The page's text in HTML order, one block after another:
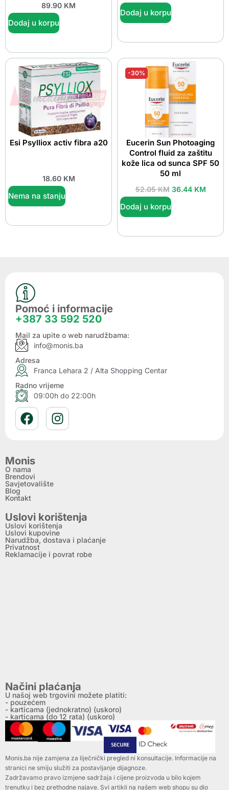
89.90 KM
Dodaj u korpu
Dodaj u korpu
Esi Psylliox activ fibra a20
18.60 KM
Nema na stanju
-30%
Eucerin Sun Photoaging
Control fluid za zaštitu
kože lica od sunca SPF 50
50 ml
52.05KM 36.44 KM
Dodaj u korpu
Pomoć i informacije
+387 33 592 520
Mail za upite o web narudžbama:
info@monis.ba
Adresa
Franca Lehara 2 / Alta Shopping Centar
Radno vrijeme
09:00h do 22:00h
Monis
O nama
Brendovi
Savjetovalište
Blog
Kontakt
Uslovi korištenja
Uslovi korištenja
Uslovi kupovine
Narudžba, dostava i plaćanje
Privatnost
Reklamacije i povrat robe
Načini plaćanja
U našoj web trgovini možete platiti:
- pouzećem
- karticama (jednokratno) (uskoro)
- karticama (do 12 rata) (uskoro)
Monis.ba nije zamjena za liječnički pregled ni konsultacije. Informacije na
stranici ne smiju služiti za postavljanje dijagnoze.
Zadržavamo pravo izmjene sadržaja i cijene proizvoda u bilo kojem
trenutku i bez prethodne najave. Svi artikli na našem web shopu su dio